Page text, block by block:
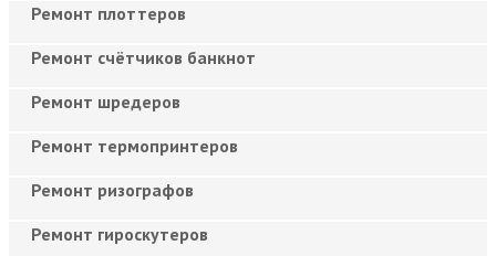
Ремонт плоттеров
Ремонт счётчиков банкнот
Ремонт шредеров
Ремонт термопринтеров
Ремонт ризографов
Ремонт гироскутеров